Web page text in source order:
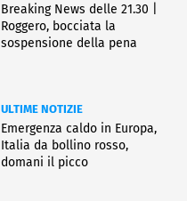
Breaking News delle 21.30 |
Roggero, bocciata la
sospensione della pena
ULTIME NOTIZIE
Emergenza caldo in Europa,
Italia da bollino rosso,
domani il picco